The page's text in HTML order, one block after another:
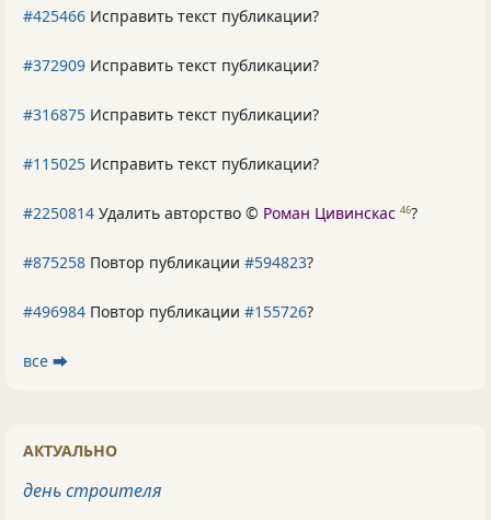
#425466 Исправить текст публикации?
#372909 Исправить текст публикации?
#316875 Исправить текст публикации?
#115025 Исправить текст публикации?
#2250814 Удалить авторство © Роман Цивинскас 46?
#875258 Повтор публикации #594823?
#496984 Повтор публикации #155726?
все ⮕
АКТУАЛЬНО
день строителя